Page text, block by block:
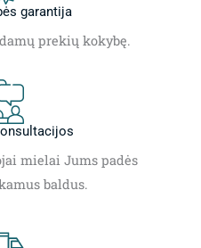
garantija
prekių kokybę.
mielai Jums padės
baldus.